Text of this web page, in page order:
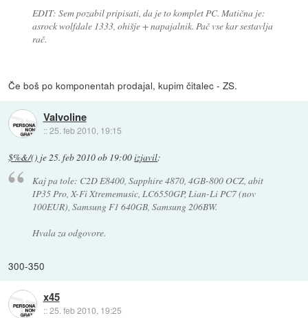
EDIT: Sem pozabil pripisati, da je to komplet PC. Matična je:
asrock wolfdale 1333, ohišje + napajalnik. Pač vse kar sestavlja
rač.
Če boš po komponentah prodajal, kupim čitalec - ZS.
Valvoline
::25. feb 2010, 19:15
$%&/() je25. feb 2010 ob 19:00izjavil:
Kaj pa tole: C2D E8400, Sapphire 4870, 4GB-800 OCZ, abit
IP35 Pro, X-Fi Xtrememusic, LC6550GP, Lian-Li PC7 (nov
100EUR), Samsung F1 640GB, Samsung 206BW.
Hvala za odgovore.
300-350
x45
::25. feb 2010, 19:25